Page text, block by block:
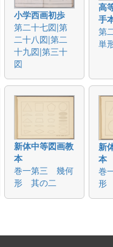
小学西画初歩
第二十七図|第
二十八図|第二
十九図|第三十
図
高
手
第
単
新体中等図画教
本
巻一第三 幾何
形 其の二
新
本
巻
形